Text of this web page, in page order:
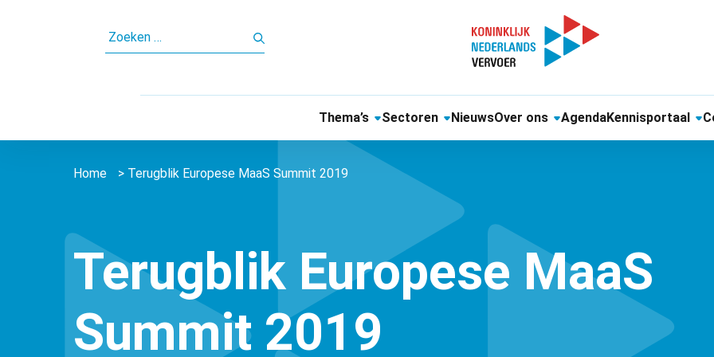
NAAR:
Thema’s Sectoren NieuwsOver ons AgendaKennisportaal
Home > Terugblik Europese MaaS Summit 2019
Terugblik Europese MaaS
Summit 2019